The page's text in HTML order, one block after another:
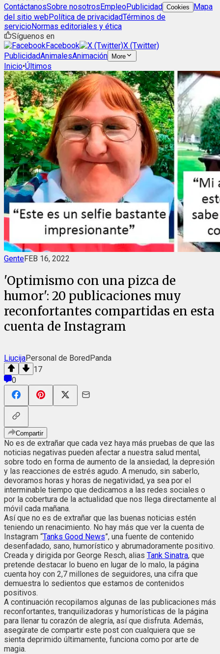
ContáctanosSobre nosotrosEmpleoPublicidad Cookies
Mapa
del sitio webPolítica de privacidadTérminos de
servicioNormas editoriales y ética
Síguenos en
Facebook
X (Twitter)
PublicidadAnimalesAnimación More
Inicio•Últimos
GenteFEB 16, 2022
'Optimismo con una pizca de
humor': 20 publicaciones muy
reconfortantes compartidas en esta
cuenta de Instagram
LiucijaPersonal de BoredPanda
17
0
Compartir
No es de extrañar que cada vez haya más pruebas de que las
noticias negativas pueden afectar a nuestra salud mental,
sobre todo en forma de aumento de la ansiedad, la depresión
y las reacciones de estrés agudo. A menudo, sin saberlo,
devoramos horas y horas de negatividad, ya sea por el
interminable tiempo que dedicamos a las redes sociales o
por la cobertura de la actualidad que nos llega directamente al
móvil cada mañana.
Así que no es de extrañar que las buenas noticias estén
teniendo un renacimiento. No hay más que ver la cuenta de
Instagram “Tanks Good News”, una fuente de contenido
desenfadado, sano, humorístico y abrumadoramente positivo.
Creada y dirigida por George Resch, alias Tank Sinatra, que
pretende destacar lo bueno en lugar de lo malo, la página
cuenta hoy con 2,7 millones de seguidores, una cifra que
demuestra lo sedientos que estamos de contenidos
positivos.
A continuación recopilamos algunas de las publicaciones más
reconfortantes, tranquilizadoras y humorísticas de la página
para llenar tu corazón de alegría, así que disfruta. Además,
asegúrate de compartir este post con cualquiera que se
sienta deprimido últimamente, funciona como por arte de
magia.